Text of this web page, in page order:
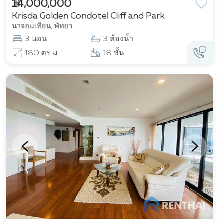
Krisda Golden Condotel Cliff and Park
นาจอมเทียน, พัทยา
฿ 14,000,000
3 นอน
3 ห้องน้ำ
180 ตร ม
18 ชั้น